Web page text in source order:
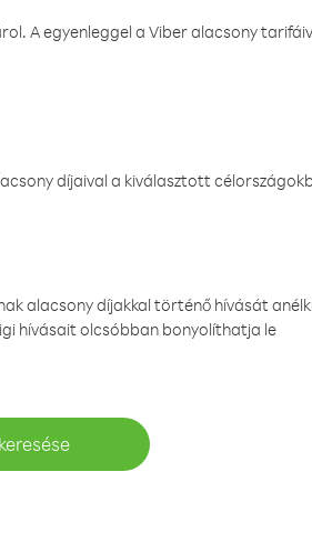
A egyenleggel a Viber alacsony
díjaival a kiválasztott
alacsony díjakkal történő hívását
hívásait olcsóbban bonyolíthatja le